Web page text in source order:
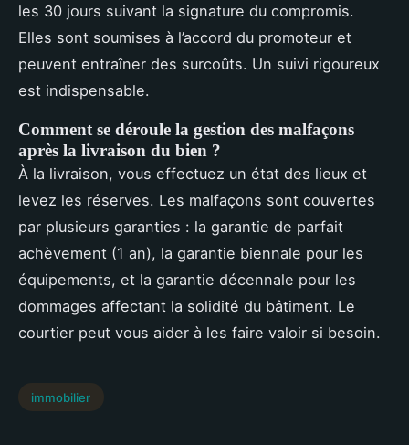
les 30 jours suivant la signature du compromis.
Elles sont soumises à l’accord du promoteur et
peuvent entraîner des surcoûts. Un suivi rigoureux
est indispensable.
Comment se déroule la gestion des malfaçons
après la livraison du bien ?
À la livraison, vous effectuez un état des lieux et
levez les réserves. Les malfaçons sont couvertes
par plusieurs garanties : la garantie de parfait
achèvement (1 an), la garantie biennale pour les
équipements, et la garantie décennale pour les
dommages affectant la solidité du bâtiment. Le
courtier peut vous aider à les faire valoir si besoin.
immobilier